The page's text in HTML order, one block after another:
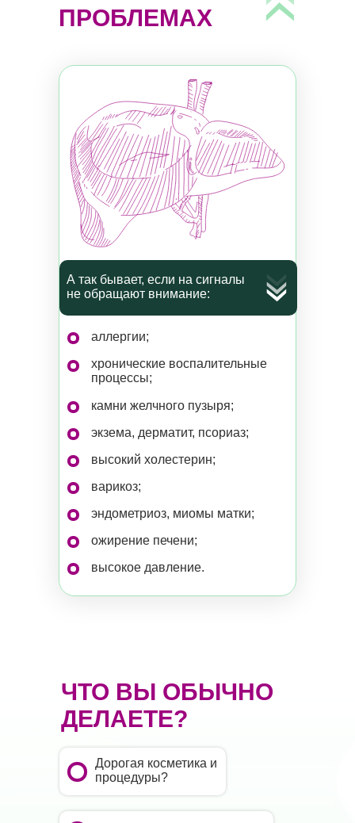
ПРОБЛЕМАХ
А так бывает, если на сигналы
не обращают внимание:
аллергии;
хронические воспалительные
процессы;
камни желчного пузыря;
экзема, дерматит, псориаз;
высокий холестерин;
варикоз;
эндометриоз, миомы матки;
ожирение печени;
высокое давление.
ЧТО ВЫ ОБЫЧНО
ДЕЛАЕТЕ?
Дорогая косметика и
процедуры?